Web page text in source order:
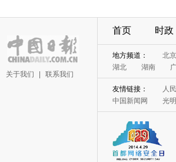
关于我们 联系我们
首页 时政
地方频道： 北京
湖北
湖南
友情链接： 人
中国新闻网
光